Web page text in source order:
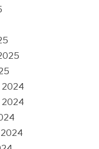
2024
2024